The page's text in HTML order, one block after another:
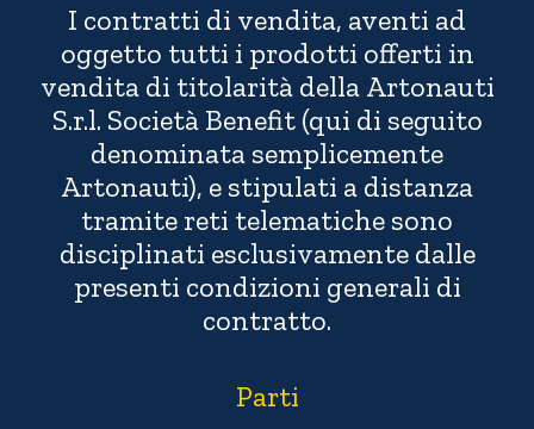
I contratti di vendita, aventi ad
oggetto tutti i prodotti offerti in
vendita di titolarità della Artonauti
S.r.l. Società Benefit (qui di seguito
denominata semplicemente
Artonauti), e stipulati a distanza
tramite reti telematiche sono
disciplinati esclusivamente dalle
presenti condizioni generali di
contratto.
Parti